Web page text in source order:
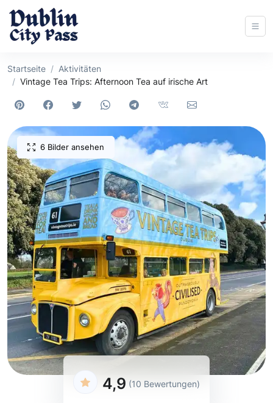
Startseite
Aktivitäten
Vintage Tea Trips: Afternoon Tea auf irische Art
6 Bilder ansehen
4,9 (10 Bewertungen)